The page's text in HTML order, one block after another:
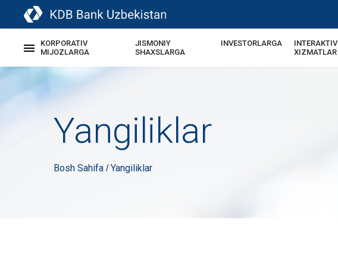
KORPORATIV
MIJOZLARGA
JISMONIY
SHAXSLARGA
INVESTORLARGA
INTERAKTIV
XIZMATLAR
Yangiliklar
Bosh Sahifa /Yangiliklar